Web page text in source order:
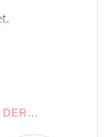
DER…